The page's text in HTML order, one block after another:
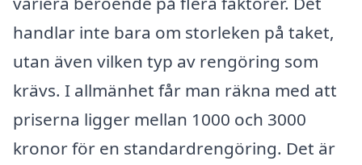
handlar inte bara om storleken på taket,
utan även vilken typ av rengöring som
krävs. I allmänhet får man räkna med att
priserna ligger mellan 1000 och 3000
kronor för en standardrengöring. Det är